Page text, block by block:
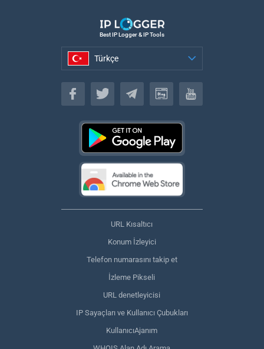
Best IP Logger & IP Tools
Türkçe
Türkçe
URL Kısaltıcı
Konum İzleyici
Telefon numarasını takip et
İzleme Pikseli
URL denetleyicisi
IP Sayaçları ve Kullanıcı Çubukları
KullanıcıAjanım